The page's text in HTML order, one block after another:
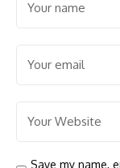
Save my name,